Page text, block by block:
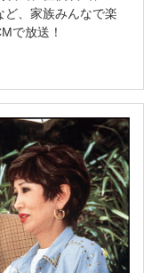
ど、家族みんなで楽
で放送！